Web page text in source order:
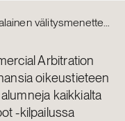
Suomalainen välitysmenettelyosaaminen parrasvaloissa: Castrén & Snellman tukee Vis Moot -kilpailua
Arbitration
oikeustieteen
kaikkialta
-kilpailussa